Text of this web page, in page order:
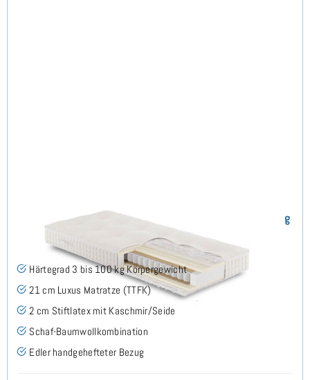
ARMIN H3 TTFK Matratze 80x210 cm - Sonderanfertigung
(3)
Härtegrad 3 bis 100 kg Körpergewicht
21 cm Luxus Matratze (TTFK)
2 cm Stiftlatex mit Kaschmir/Seide
Schaf-Baumwollkombination
Edler handgehefteter Bezug